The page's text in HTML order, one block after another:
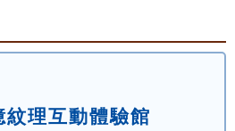
理互動體驗館